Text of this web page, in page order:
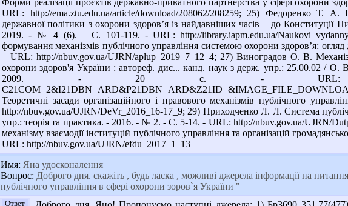
Форми реалізації проєктів державно-приватного партнерства у сфері охорони
URL: http://ema.ztu.edu.ua/article/download/208062/208259; 25) Федоренко Т. А.
державної політики з охорони здоров’я із найдавніших часів – до
2019. - № 4 (6). – С. 101-119. - URL: http://library.iapm.edu.ua/
формування механізмів публічного управління системою охорони здоров’я:
– URL: http://nbuv.gov.ua/UJRN/aplup_2019_7_12_4; 27) Виноградов О. В.
охорони здоров'я України : автореф. дис... канд. наук з держ. упр.: 25.00.02 /
2009. - 20 с. - URL: http://www.irbis-
Теоретичні засади організаційного і правового механізмів публічного
http://nbuv.gov.ua/UJRN/DeVr_2016_16-17_9; 29) Приходченко Л. Л. Система
упр.: теорія та практика. - 2016. - № 2. - С. 5-14. - URL: http://nbuv.gov.ua/UJRN/
механізму взаємодії інституцій публічного управління та організацій
URL: http://nbuv.gov.ua/UJRN/efdu_2017_1_13
Имя: Яна удосконалення
Вопрос: Доброго дня. скажіть , будь ласка , можливі джерела інформації на
публічного управління в сфері охорони зоров`я України "
Ответ